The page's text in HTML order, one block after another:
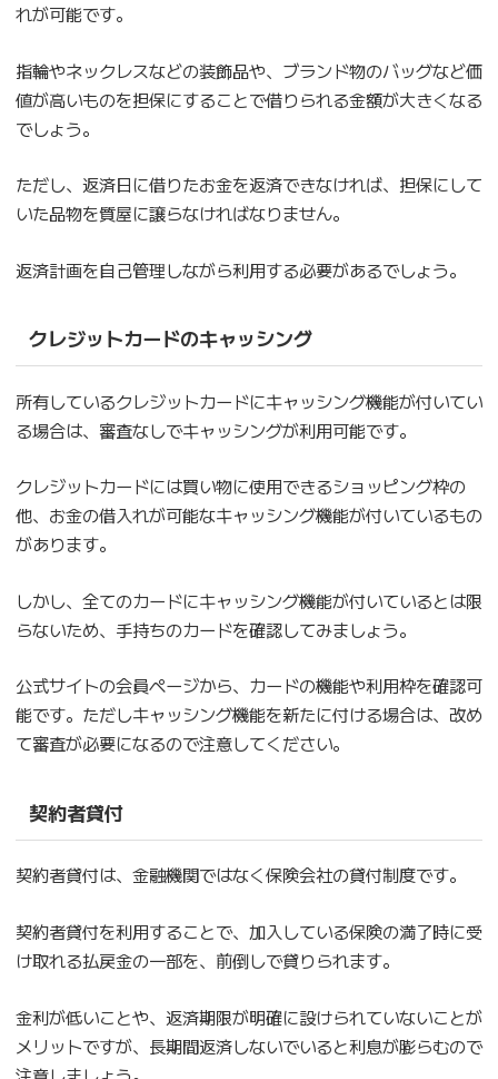
れが可能です。
指輪やネックレスなどの装飾品や、ブランド物のバッグなど価
値が高いものを担保にすることで借りられる金額が大きくなる
でしょう。
ただし、返済日に借りたお金を返済できなければ、担保にして
いた品物を質屋に譲らなければなりません。
返済計画を自己管理しながら利用する必要があるでしょう。
クレジットカードのキャッシング
所有しているクレジットカードにキャッシング機能が付いてい
る場合は、審査なしでキャッシングが利用可能です。
クレジットカードには買い物に使用できるショッピング枠の
他、お金の借入れが可能なキャッシング機能が付いているもの
があります。
しかし、全てのカードにキャッシング機能が付いているとは限
らないため、手持ちのカードを確認してみましょう。
公式サイトの会員ページから、カードの機能や利用枠を確認可
能です。ただしキャッシング機能を新たに付ける場合は、改め
て審査が必要になるので注意してください。
契約者貸付
契約者貸付は、金融機関ではなく保険会社の貸付制度です。
契約者貸付を利用することで、加入している保険の満了時に受
け取れる払戻金の一部を、前倒しで貸りられます。
金利が低いことや、返済期限が明確に設けられていないことが
メリットですが、長期間返済しないでいると利息が膨らむので
注意しましょう。